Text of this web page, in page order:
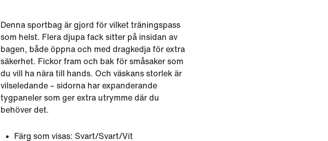
Denna sportbag är gjord för vilket träningspass
som helst. Flera djupa fack sitter på insidan av
bagen, både öppna och med dragkedja för extra
säkerhet. Fickor fram och bak för småsaker som
du vill ha nära till hands. Och väskans storlek är
vilseledande – sidorna har expanderande
tygpaneler som ger extra utrymme där du
behöver det.
Färg som visas: Svart/Svart/Vit